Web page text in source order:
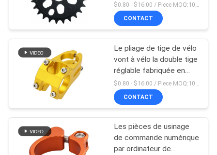
de commande numérique
par ordinateur d'OEM
$0.80 - $16.00 / Piece MOQ:10 morceaux
CONTACT
Le pliage de tige de vélo
vont à vélo la double tige
réglable fabriquée en
Chine
$0.80 - $16.00 / Piece MOQ:10 morceaux
CONTACT
Les pièces de usinage
de commande numérique
par ordinateur de